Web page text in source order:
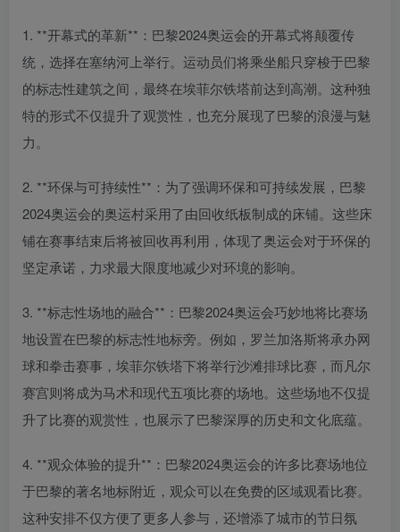
1. **开幕式的革新**：巴黎2024奥运会的开幕式将颠覆传
统，选择在塞纳河上举行。运动员们将乘坐船只穿梭于巴黎
的标志性建筑之间，最终在埃菲尔铁塔前达到高潮。这种独
特的形式不仅提升了观赏性，也充分展现了巴黎的浪漫与魅
力。
2. **环保与可持续性**：为了强调环保和可持续发展，巴黎
2024奥运会的奥运村采用了由回收纸板制成的床铺。这些床
铺在赛事结束后将被回收再利用，体现了奥运会对于环保的
坚定承诺，力求最大限度地减少对环境的影响。
3. **标志性场地的融合**：巴黎2024奥运会巧妙地将比赛场
地设置在巴黎的标志性地标旁。例如，罗兰加洛斯将承办网
球和拳击赛事，埃菲尔铁塔下将举行沙滩排球比赛，而凡尔
赛宫则将成为马术和现代五项比赛的场地。这些场地不仅提
升了比赛的观赏性，也展示了巴黎深厚的历史和文化底蕴。
4. **观众体验的提升**：巴黎2024奥运会的许多比赛场地位
于巴黎的著名地标附近，观众可以在免费的区域观看比赛。
这种安排不仅方便了更多人参与，还增添了城市的节日氛